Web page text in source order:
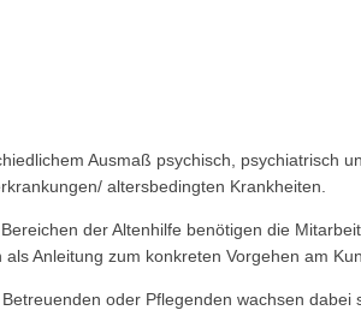
Ausmaß psychisch, psychiatrisch
altersbedingten Krankheiten.
der Altenhilfe benötigen die
Anleitung zum konkreten Vorgehen am
oder Pflegenden wachsen